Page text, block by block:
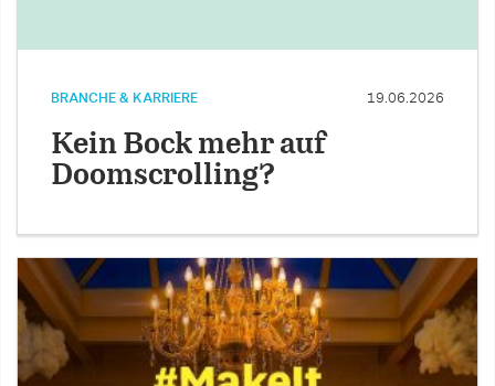
BRANCHE & KARRIERE 19.06.2026
Kein Bock mehr auf
Doomscrolling?